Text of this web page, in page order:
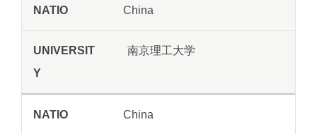
China
南京理工大学
China